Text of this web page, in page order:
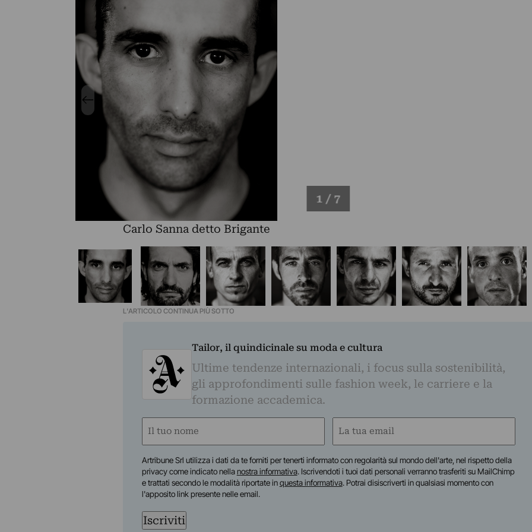
1 / 7
Carlo Sanna detto Brigante
L'ARTICOLO CONTINUA PIÙ SOTTO
Tailor, il quindicinale su moda e cultura
Ultime tendenze internazionali, i focus sulla sostenibilità,
gli approfondimenti sulle fashion week, le carriere e la
formazione accademica.
Nome
Email
Artribune Srl utilizza i dati da te forniti per tenerti informato con regolarità sul mondo dell'arte, nel rispetto della
privacy come indicato nellanostra informativa. Iscrivendoti i tuoi dati personali verranno trasferiti su MailChimp
e trattati secondo le modalità riportate inquesta informativa. Potrai disiscriverti in qualsiasi momento con
l'apposito link presente nelle email.
Iscriviti